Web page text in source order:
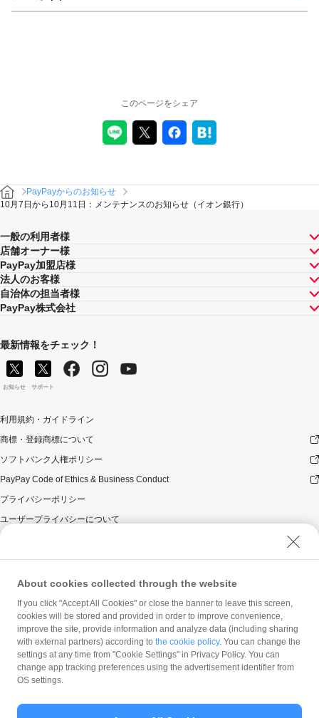
このページをシェア
PayPayからのお知らせ
10月7日から10月11日：メンテナンスのお知らせ（イオン銀行）
一般の利用者様
店舗オーナー様
PayPay加盟店様
法人のお客様
自治体の担当者様
PayPay株式会社
最新情報をチェック！
お知らせ サポート
利用規約・ガイドライン
商標・登録商標について
ソフトバンク人権ポリシー
PayPay Code of Ethics & Business Conduct
プライバシーポリシー
ユーザープライバシーについて
ウェブサイト利用規約
反社会的勢力に対する方針
勧誘方針
マネロン等基本方針
カスタマーハラスメントに関する当社の考え方
About cookies collected through the website
If you click "Accept All Cookies" or close the banner to leave this screen,
cookies will be stored and provided in order to improve convenience,
improve the site, provide information and analyze data (including sharing
with external partners) according to the cookie policy. You can change the
settings at any time from "Cookie Settings" in Privacy Policy. You can
change app tracking preferences using the advertisement identifier from
OS settings.